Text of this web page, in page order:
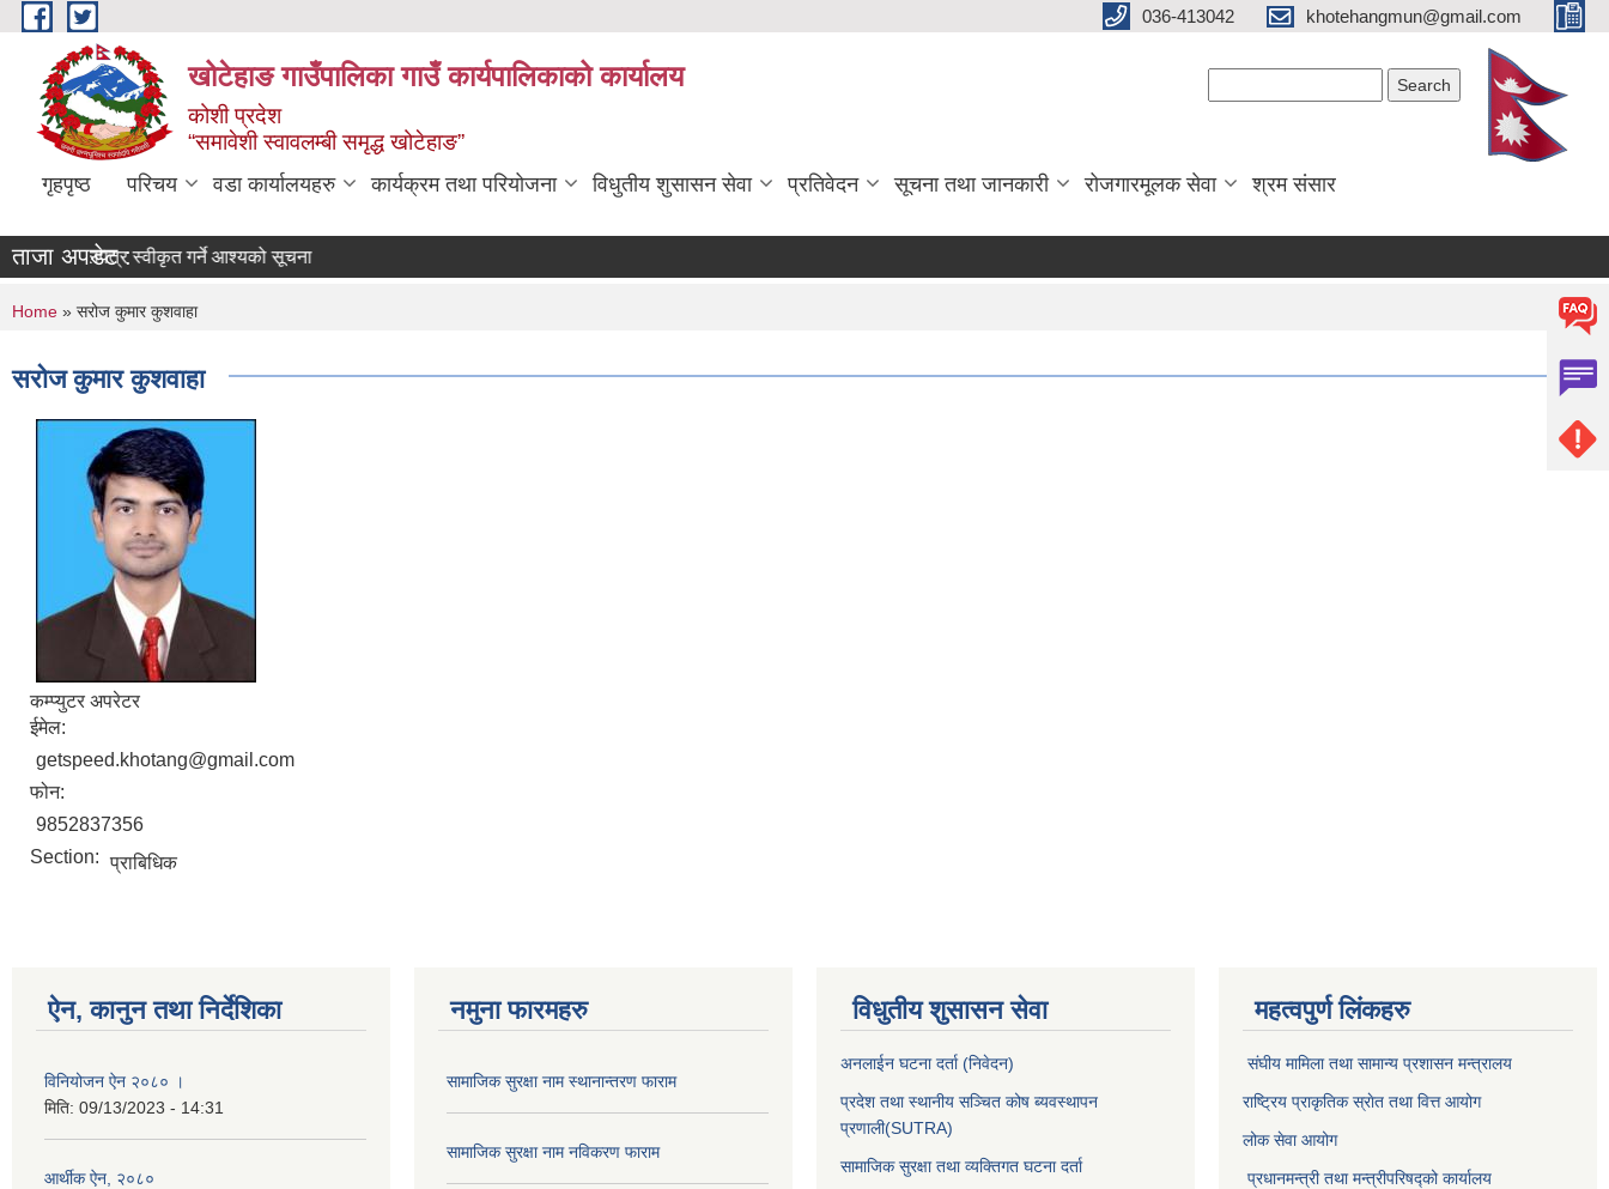
Skip to main content 036-413042 khotehangmun@gmail.com
खोटेहाङ गाउँपालिका गाउँ कार्यपालिकाको कार्यालय
कोशी प्रदेश
“समावेशी स्वावलम्बी समृद्ध खोटेहाङ”
गृहपृष्ठ परिचय वडा कार्यालयहरु कार्यक्रम तथा परियोजना विधुतीय शुसासन सेवा प्रतिवेदन सूचना तथा जानकारी रोजगारमूलक सेवा श्रम संसार
ताजा अपडेट :
बोलपत्र स्वीकृत गर्ने आश्यको सूचना
You are here
Home » सरोज कुमार कुशवाहा
सरोज कुमार कुशवाहा
कम्प्युटर अपरेटर
ईमेल:
getspeed.khotang@gmail.com
फोन:
9852837356
Section: प्राबिधिक
ऐन, कानुन तथा निर्देशिका
विनियोजन ऐन २०८० ।
मिति: 09/13/2023 - 14:31
आर्थीक ऐन, २०८०
नमुना फारमहरु
सामाजिक सुरक्षा नाम स्थानान्तरण फाराम
सामाजिक सुरक्षा नाम नविकरण फाराम
विधुतीय शुसासन सेवा
अनलाईन घटना दर्ता (निवेदन)
प्रदेश तथा स्थानीय सञ्चित कोष ब्यवस्थापन
प्रणाली(SUTRA)
सामाजिक सुरक्षा तथा व्यक्तिगत घटना दर्ता
महत्वपुर्ण लिंकहरु
संघीय मामिला तथा सामान्य प्रशासन मन्त्रालय
राष्ट्रिय प्राकृतिक स्राेत तथा वित्त आयोग
लोक सेवा आयोग
प्रधानमन्त्री तथा मन्त्रीपरिषद्को कार्यालय